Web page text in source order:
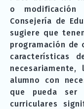
o
Consejería de
sugiere que
programación de
características
alumno con
que pueda ser
curriculares